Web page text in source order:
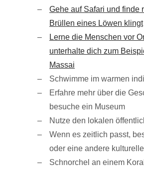
Gehe auf Safari und finde
Brüllen eines Löwen klingt
Lerne die Menschen vor
unterhalte dich zum
Massai
Schwimme im warmen
Erfahre mehr über die
besuche ein Museum
Nutze den lokalen
Wenn es zeitlich passt,
oder eine andere
Schnorchel an einem